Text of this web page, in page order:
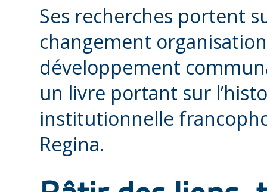
Ses recherches portent
changement
développement
un livre portant sur
institutionnelle
Regina.